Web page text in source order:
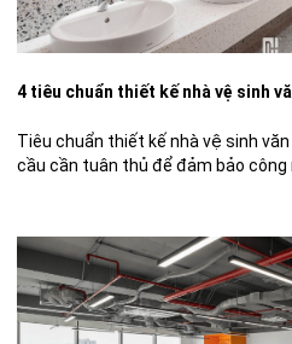
4 tiêu chuẩn thiết kế nhà vệ sinh
Tiêu chuẩn thiết kế nhà vệ sinh
cầu cần tuân thủ để đảm bảo công